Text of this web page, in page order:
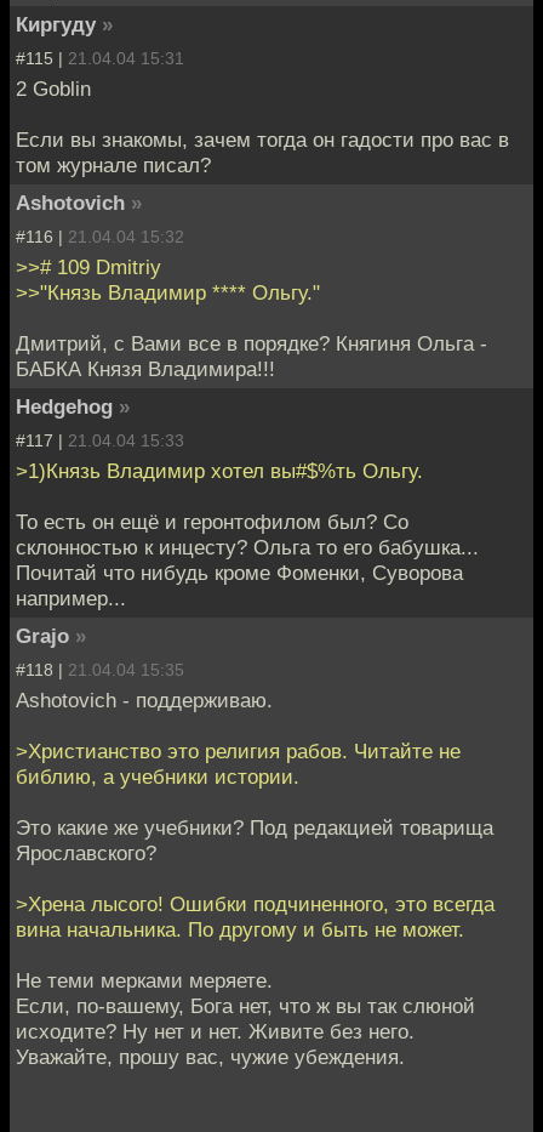
Киргуду »
#115 | 21.04.04 15:31
2 Goblin
Если вы знакомы, зачем тогда он гадости про вас в
том журнале писал?
Ashotovich »
#116 | 21.04.04 15:32
>># 109 Dmitriy
>>"Князь Владимир **** Ольгу."
Дмитрий, с Вами все в порядке? Княгиня Ольга -
БАБКА Князя Владимира!!!
Hedgehog »
#117 | 21.04.04 15:33
>1)Князь Владимир хотел вы#$%ть Ольгу.
То есть он ещё и геронтофилом был? Со
склонностью к инцесту? Ольга то его бабушка...
Почитай что нибудь кроме Фоменки, Суворова
например...
Grajo »
#118 | 21.04.04 15:35
Ashotovich - поддерживаю.
>Христианство это религия рабов. Читайте не
библию, а учебники истории.
Это какие же учебники? Под редакцией товарища
Ярославского?
>Хрена лысого! Ошибки подчиненного, это всегда
вина начальника. По другому и быть не может.
Не теми мерками меряете.
Если, по-вашему, Бога нет, что ж вы так слюной
исходите? Ну нет и нет. Живите без него.
Уважайте, прошу вас, чужие убеждения.